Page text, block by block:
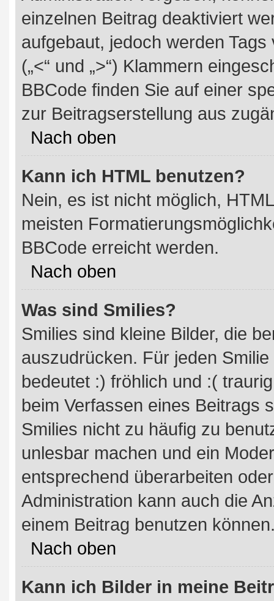
einzelnen Beitrag deaktiviert
aufgebaut, jedoch werden Tags
(„<“ und „>“) Klammern
BBCode finden Sie auf einer
zur Beitragserstellung aus
Nach oben
Kann ich HTML benutzen?
Nein, es ist nicht möglich,
meisten
BBCode erreicht werden.
Nach oben
Was sind Smilies?
Smilies sind kleine Bilder, die
auszudrücken. Für jeden
bedeutet :) fröhlich und :(
beim Verfassen eines Beitrags
Smilies nicht zu häufig zu
unlesbar machen und ein
entsprechend überarbeiten
Administration kann auch die
einem Beitrag benutzen
Nach oben
Kann ich Bilder in meine